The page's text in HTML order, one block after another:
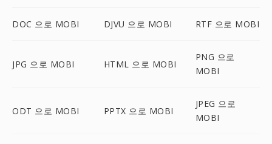
DOC 으로 MOBI DJVU 으로 MOBI RTF 으로 MOBI
JPG 으로 MOBI HTML 으로 MOBI
PNG 으로
MOBI
ODT 으로 MOBI PPTX 으로 MOBI
JPEG 으로
MOBI